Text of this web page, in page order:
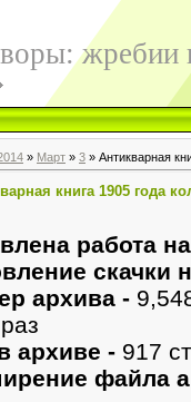
жребии
» Март » 3 » Антикварная
книга 1905 года
работа
скачки
архива -
архиве - 917
файла